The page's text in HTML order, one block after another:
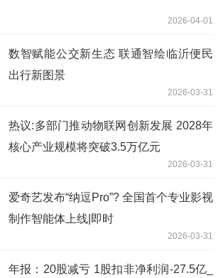
2026-04-01
数智赋能公交新生态 联通智绘临沂便民
出行新图景
2026-03-31
热议:多部门推动物联网创新发展 2028年
核心产业规模将突破3.5万亿元
2026-03-31
爱奇艺发布“纳逗Pro”? 全国首个专业影视
制作智能体上线|即时
2026-03-31
年报：20股减亏 1股扣非净利润-27.5亿_